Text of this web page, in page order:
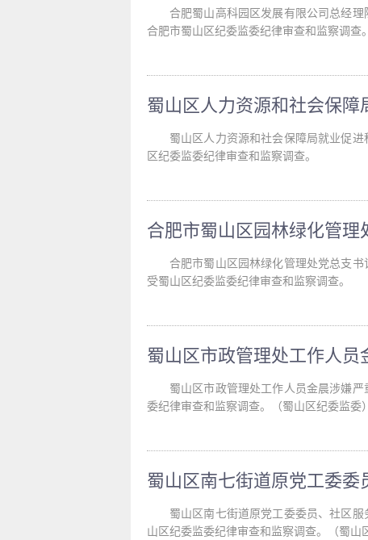
合肥蜀山高科园区发展有限公司总经
合肥市蜀山区纪委监委纪律审查和监察调查
蜀山区人力资源和社会保障局就业促
区纪委监委纪律审查和监察调查。
合肥市蜀山区园林绿化管理处党总支
受蜀山区纪委监委纪律审查和监察调查。
蜀山区市政管理处工作人员金晨涉嫌
委纪律审查和监察调查。（蜀山区纪委监委）
蜀山区南七街道原党工委委员、社区
山区纪委监委纪律审查和监察调查。（蜀山